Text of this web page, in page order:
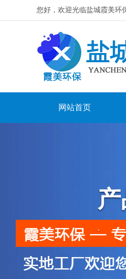
您好，欢迎光临盐城霞美环
网站首页
.